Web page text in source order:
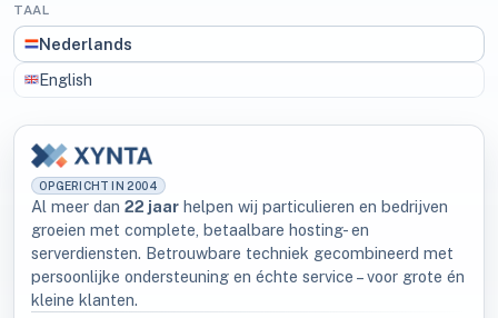
TAAL
Nederlands
English
OPGERICHT IN 2004
Al meer dan22 jaar helpen wij particulieren en bedrijven
groeien met complete, betaalbare hosting- en
serverdiensten. Betrouwbare techniek gecombineerd met
persoonlijke ondersteuning en échte service – voor grote én
kleine klanten.